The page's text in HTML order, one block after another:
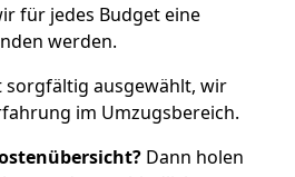
für jedes Budget eine
werden.
sorgfältig ausgewählt, wir
im Umzugsbereich.
Dann holen